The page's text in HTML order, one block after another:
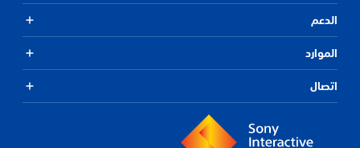
الدعم
الموارد
اتصال